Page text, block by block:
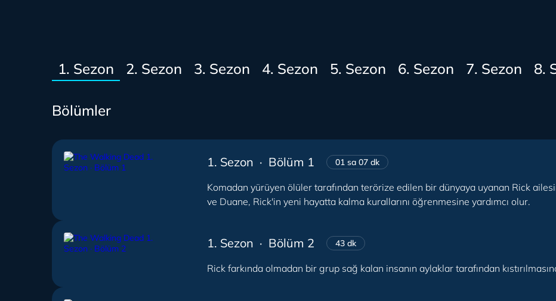
1. Sezon 2. Sezon 3. Sezon 4. Sezon 5. Sezon 6. Sezon 7. Sezon 8.
Bölümler
1. Sezon · Bölüm 1 01 sa 07 dk
Komadan yürüyen ölüler tarafından terörize edilen bir dünyaya uyanan Rick
ve Duane, Rick'in yeni hayatta kalma kurallarını öğrenmesine yardımcı olur.
1. Sezon · Bölüm 2 43 dk
Rick farkında olmadan bir grup sağ kalan insanın aylaklar tarafından